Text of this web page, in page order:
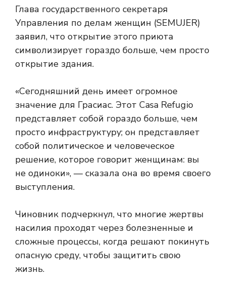
Глава государственного секретаря
Управления по делам женщин (SEMUJER)
заявил, что открытие этого приюта
символизирует гораздо больше, чем просто
открытие здания.
«Сегодняшний день имеет огромное
значение для Грасиас. Этот Casa Refugio
представляет собой гораздо больше, чем
просто инфраструктуру; он представляет
собой политическое и человеческое
решение, которое говорит женщинам: вы
не одиноки», — сказала она во время своего
выступления.
Чиновник подчеркнул, что многие жертвы
насилия проходят через болезненные и
сложные процессы, когда решают покинуть
опасную среду, чтобы защитить свою
жизнь.